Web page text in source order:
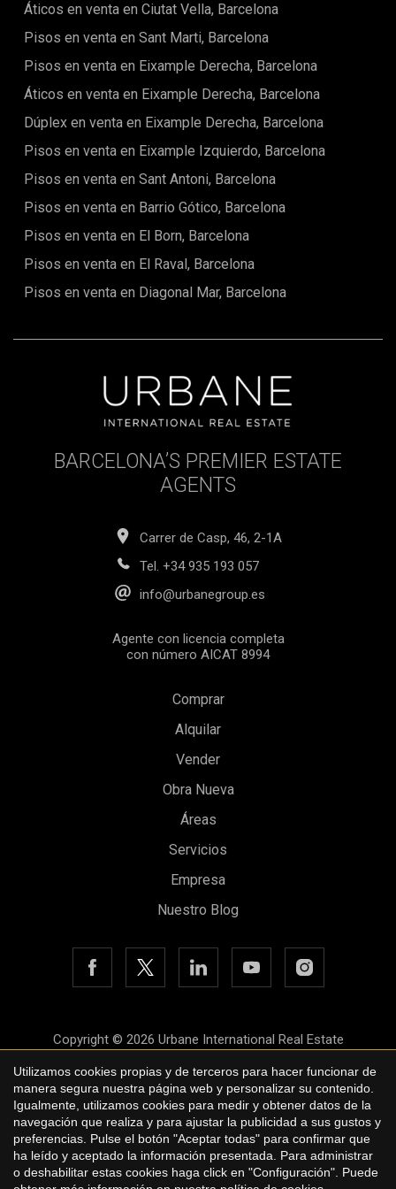
apartamento de 3 dormitorios con 2 baños, idealmente
situado cerca del mar en San Pedro de Alcántara, Marbella.
Descubre una mezcla de confort y comodidad en una
Áticos en venta en Ciutat Vella, Barcelona
Pisos en venta en Sant Marti, Barcelona
Pisos en venta en Eixample Derecha, Barcelona
Áticos en venta en Eixample Derecha, Barcelona
Dúplex en venta en Eixample Derecha, Barcelona
Pisos en venta en Eixample Izquierdo, Barcelona
Pisos en venta en Sant Antoni, Barcelona
Pisos en venta en Barrio Gótico, Barcelona
Pisos en venta en El Born, Barcelona
Pisos en venta en El Raval, Barcelona
Pisos en venta en Diagonal Mar, Barcelona
BARCELONA’S PREMIER ESTATE
AGENTS
Carrer de Casp, 46, 2-1A
Tel. +34 935 193 057
info@urbanegroup.es
Agente con licencia completa
con número AICAT 8994
Comprar
Alquilar
Vender
Obra Nueva
Áreas
Servicios
Empresa
Nuestro Blog
Copyright © 2026 Urbane International Real Estate
Aviso legal
Política de privacidad
Política de cookies
byiEstrategic
Utilizamos cookies propias y de terceros para hacer funcionar de
manera segura nuestra página web y personalizar su contenido.
Igualmente, utilizamos cookies para medir y obtener datos de la
navegación que realiza y para ajustar la publicidad a sus gustos y
preferencias. Pulse el botón "Aceptar todas" para confirmar que
ha leído y aceptado la información presentada. Para administrar
o deshabilitar estas cookies haga click en "Configuración". Puede
Guardar configuración